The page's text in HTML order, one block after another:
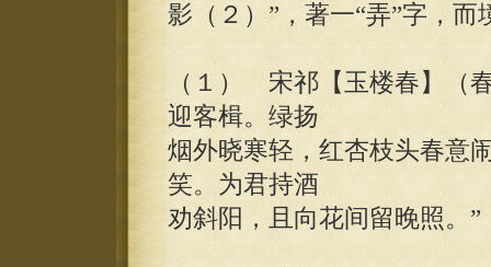
影（２）”，著一“弄”字，而
（１） 宋祁【玉楼春】（
迎客楫。绿扬
烟外晓寒轻，红杏枝头春意
笑。为君持酒
劝斜阳，且向花间留晚照。”